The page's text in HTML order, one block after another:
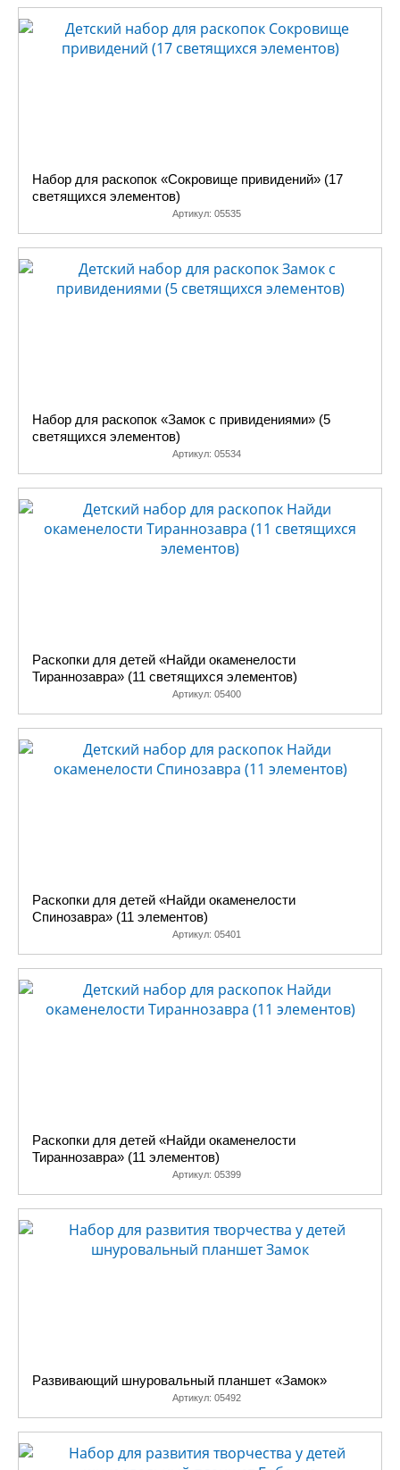
Набор для раскопок «Сокровище привидений» (17
светящихся элементов)
Артикул: 05535
Набор для раскопок «Замок с привидениями» (5
светящихся элементов)
Артикул: 05534
Раскопки для детей «Найди окаменелости
Тираннозавра» (11 светящихся элементов)
Артикул: 05400
Раскопки для детей «Найди окаменелости
Спинозавра» (11 элементов)
Артикул: 05401
Раскопки для детей «Найди окаменелости
Тираннозавра» (11 элементов)
Артикул: 05399
Развивающий шнуровальный планшет «Замок»
Артикул: 05492